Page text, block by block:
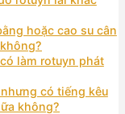
hoặc cao su cân
làm rotuyn phát
có tiếng kêu
không?